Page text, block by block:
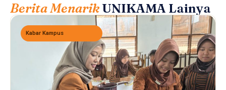
Berita Menarik UNIKAMA Lainya
Kabar Kampus